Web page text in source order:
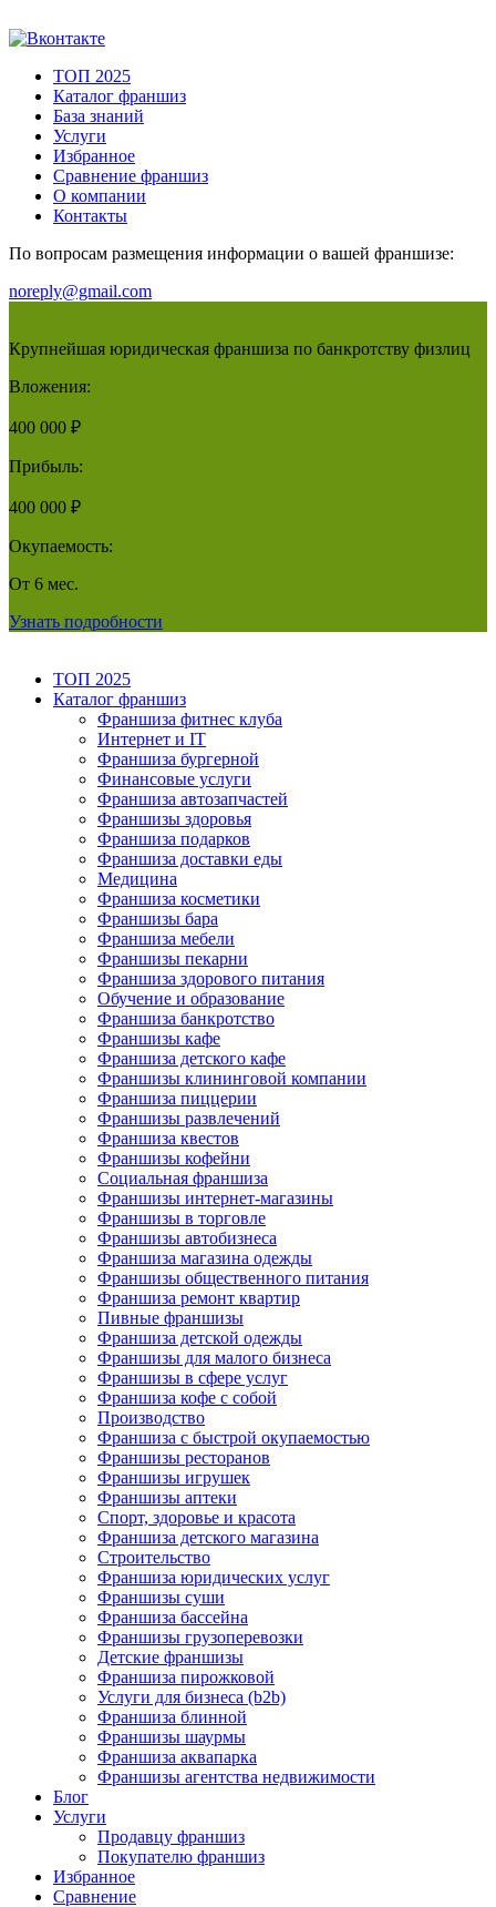
ТОП 2025
Каталог франшиз
База знаний
Услуги
Избранное
Сравнение франшиз
О компании
Контакты
По вопросам размещения информации о вашей франшизе:
noreply@gmail.com
Крупнейшая юридическая франшиза по банкротству физлиц
Вложения:
400 000 ₽
Прибыль:
400 000 ₽
Окупаемость:
От 6 мес.
Узнать подробности
ТОП 2025
Каталог франшиз
Франшиза фитнес клуба
Интернет и IT
Франшиза бургерной
Финансовые услуги
Франшиза автозапчастей
Франшизы здоровья
Франшиза подарков
Франшиза доставки еды
Медицина
Франшиза косметики
Франшизы бара
Франшиза мебели
Франшизы пекарни
Франшиза здорового питания
Обучение и образование
Франшиза банкротство
Франшизы кафе
Франшиза детского кафе
Франшизы клининговой компании
Франшиза пиццерии
Франшизы развлечений
Франшиза квестов
Франшизы кофейни
Социальная франшиза
Франшизы интернет-магазины
Франшизы в торговле
Франшизы автобизнеса
Франшиза магазина одежды
Франшизы общественного питания
Франшиза ремонт квартир
Пивные франшизы
Франшиза детской одежды
Франшизы для малого бизнеса
Франшизы в сфере услуг
Франшиза кофе с собой
Производство
Франшиза с быстрой окупаемостью
Франшизы ресторанов
Франшизы игрушек
Франшизы аптеки
Спорт, здоровье и красота
Франшиза детского магазина
Строительство
Франшиза юридических услуг
Франшизы суши
Франшиза бассейна
Франшизы грузоперевозки
Детские франшизы
Франшиза пирожковой
Услуги для бизнеса (b2b)
Франшиза блинной
Франшизы шаурмы
Франшиза аквапарка
Франшизы агентства недвижимости
Блог
Услуги
Продавцу франшиз
Покупателю франшиз
Избранное
Сравнение